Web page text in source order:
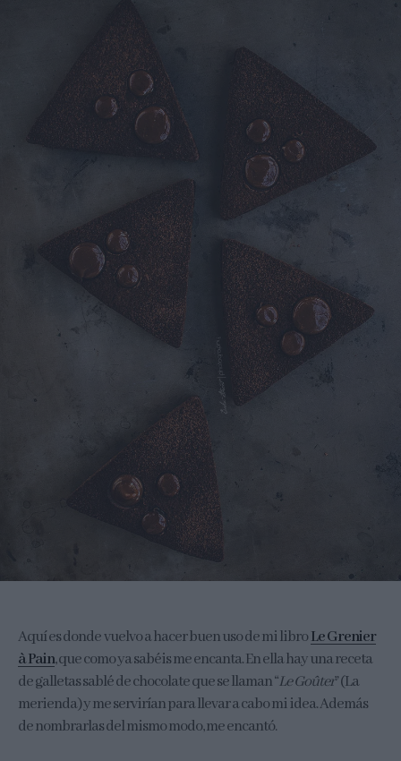
Aquí es donde vuelvo a hacer buen uso de mi libroLe Grenier
à Pain, que como ya sabéis me encanta. En ella hay una receta
de galletas sablé de chocolate que se llaman “Le Goûter” (La
merienda) y me servirían para llevar a cabo mi idea. Además
de nombrarlas del mismo modo, me encantó.